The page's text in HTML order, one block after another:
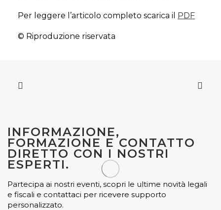
Per leggere l’articolo completo scarica il PDF
© Riproduzione riservata
INFORMAZIONE,
FORMAZIONE E CONTATTO
DIRETTO CON I NOSTRI
ESPERTI.
Partecipa ai nostri eventi, scopri le ultime novità legali
e fiscali e contattaci per ricevere supporto
personalizzato.